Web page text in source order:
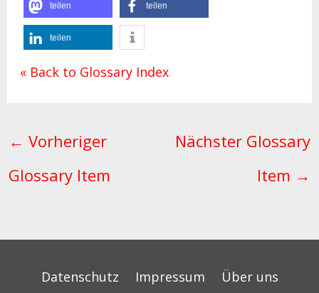
teilen teilen
teilen
« Back to Glossary Index
← Vorheriger
Glossary Item
Nächster Glossary
Item →
Datenschutz Impressum
Über uns